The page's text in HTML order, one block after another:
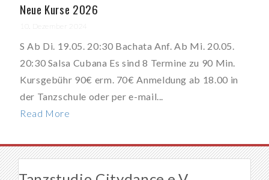
Neue Kurse 2026
10. Dezember 2024
S Ab Di. 19.05. 20:30 Bachata Anf. Ab Mi. 20.05.
20:30 Salsa Cubana Es sind 8 Termine zu 90 Min.
Kursgebühr 90€ erm. 70€ Anmeldung ab 18.00 in
der Tanzschule oder per e-mail...
Read More